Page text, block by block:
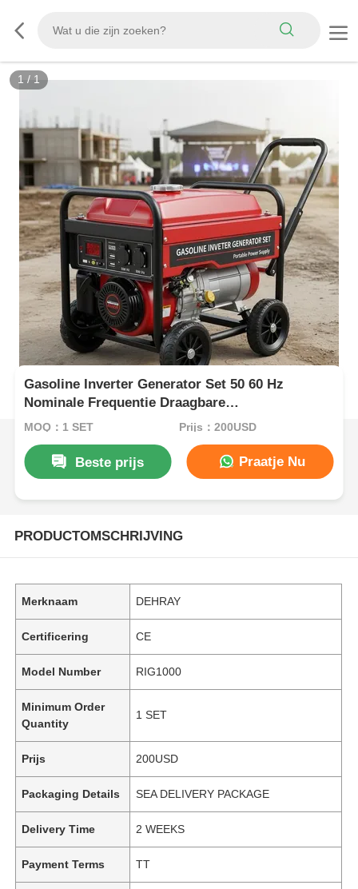
1 / 1
Gasoline Inverter Generator Set 50 60 Hz
Nominale Frequentie Draagbare
stroomvoorziening voor bouwterreinen en
MOQ：1 SET Prijs：200USD
Beste prijs Praatje Nu
PRODUCTOMSCHRIJVING
Merknaam DEHRAY
Certificering CE
Model Number RIG1000
Minimum Order
Quantity
1 SET
Prijs 200USD
Packaging Details SEA DELIVERY PACKAGE
Delivery Time 2 WEEKS
Payment Terms TT